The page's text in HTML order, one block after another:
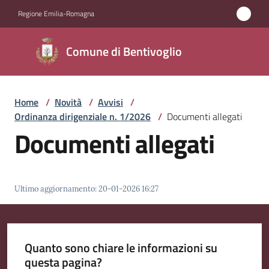
Regione Emilia-Romagna
Comune di Bentivoglio
Comune di
Bentivoglio
Amministrazione
Novità
Menu selezionato
Vivere
Bentivoglio
Home / Novità / Avvisi /
Ordinanza dirigenziale n. 1/2026 / Documenti allegati
Documenti allegati
Ultimo aggiornamento:20-01-2026 16:27
Quanto sono chiare le informazioni su
questa pagina?